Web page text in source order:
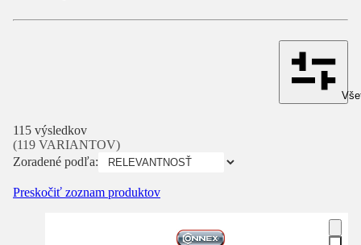
115 výsledkov
(119 VARIANTOV)
Zoradené podľa:
Preskočiť zoznam produktov